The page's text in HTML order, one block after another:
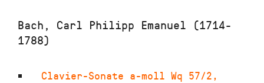
Bach, Carl Philipp Emanuel (1714-
1788)
Clavier-Sonate a-moll Wq 57/2,